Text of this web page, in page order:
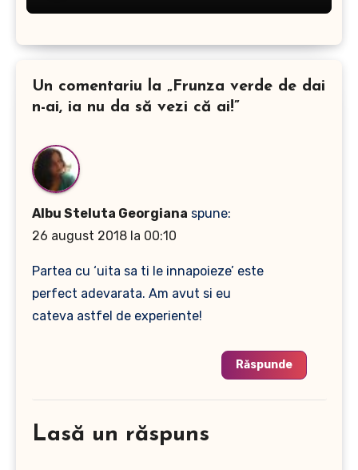
Un comentariu la „Frunza verde de dai
n-ai, ia nu da să vezi că ai!”
Albu Steluta Georgiana spune:
26 august 2018 la 00:10
Partea cu ‘uita sa ti le innapoieze’ este
perfect adevarata. Am avut si eu
cateva astfel de experiente!
Răspunde
Lasă un răspuns